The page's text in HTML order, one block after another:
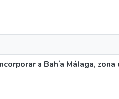
a Bahía Málaga,